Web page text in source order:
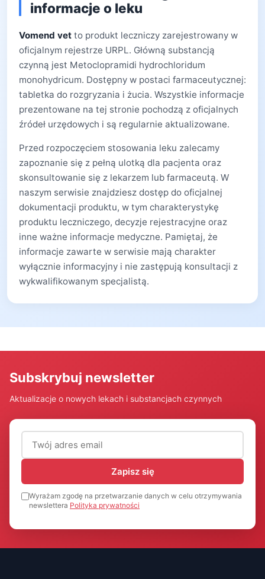
informacje o leku
Vomend vet to produkt leczniczy zarejestrowany w
oficjalnym rejestrze URPL. Główną substancją
czynną jest Metoclopramidi hydrochloridum
monohydricum. Dostępny w postaci farmaceutycznej:
tabletka do rozgryzania i żucia. Wszystkie informacje
prezentowane na tej stronie pochodzą z oficjalnych
źródeł urzędowych i są regularnie aktualizowane.
Przed rozpoczęciem stosowania leku zalecamy
zapoznanie się z pełną ulotką dla pacjenta oraz
skonsultowanie się z lekarzem lub farmaceutą. W
naszym serwisie znajdziesz dostęp do oficjalnej
dokumentacji produktu, w tym charakterystykę
produktu leczniczego, decyzje rejestracyjne oraz
inne ważne informacje medyczne. Pamiętaj, że
informacje zawarte w serwisie mają charakter
wyłącznie informacyjny i nie zastępują konsultacji z
wykwalifikowanym specjalistą.
Subskrybuj newsletter
Aktualizacje o nowych lekach i substancjach czynnych
Adres email (wymagany)
Zapisz się
Wyrażam zgodę na przetwarzanie danych w celu otrzymywania
newslettera Polityka prywatności